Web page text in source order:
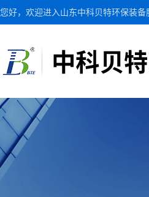
您好，欢迎进入山东中科贝特环保装备